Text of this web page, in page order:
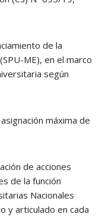
de la
ME), en el marco
según
máxima de
de acciones
de la función
Nacionales
y articulado en cada